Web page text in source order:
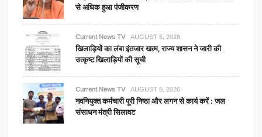
से अधिक हुआ पंजीकरण
Current News TV AUGUST 5, 2026
खिलाड़ियों का लंबा इंतजार खत्म, राज्य शासन ने जारी की
उत्कृष्ट खिलाड़ियों की सूची
Current News TV AUGUST 5, 2026
नवनियुक्त कर्मचारी पूरी निष्ठा और लगन से कार्य करें : जल
संसाधन मंत्री सिलावट